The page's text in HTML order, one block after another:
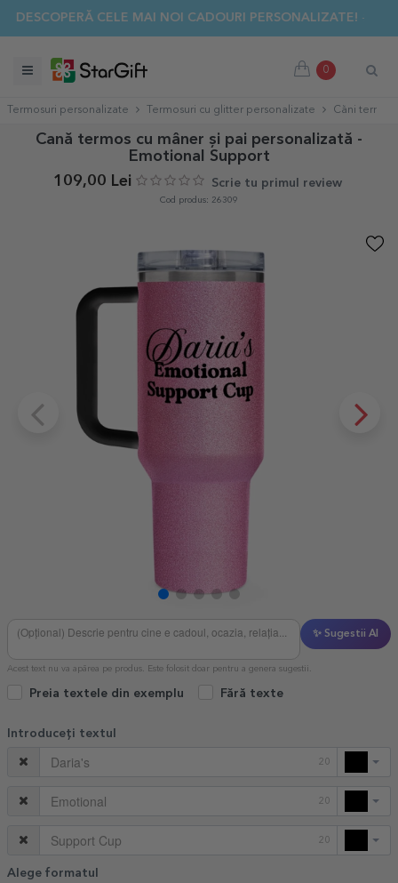
DESCOPERĂ CELE MAI NOI CADOURI PERSONALIZATE! ☀️
0
Termosuri personalizate Termosuri cu glitter personalizate Căni termos
Cană termos cu mâner și pai personalizată -
Emotional Support
109,00 Lei
Scrie tu primul review
Cod produs: 26309
✨ Sugestii AI
Acest text nu va apărea pe produs. Este folosit doar pentru a genera sugestii.
Preia textele din exemplu Fără texte
Introduceți textul
20
20
20
Alege formatul